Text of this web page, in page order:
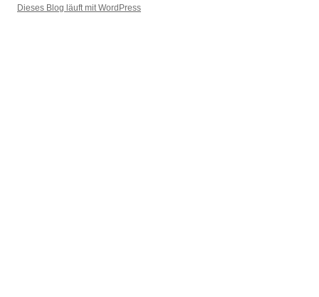
Dieses Blog läuft mit WordPress